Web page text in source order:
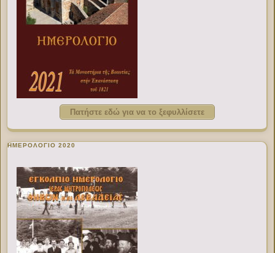
Πατήστε εδώ για να το ξεφυλλίσετε
ΗΜΕΡΟΛΟΓΙΟ 2020